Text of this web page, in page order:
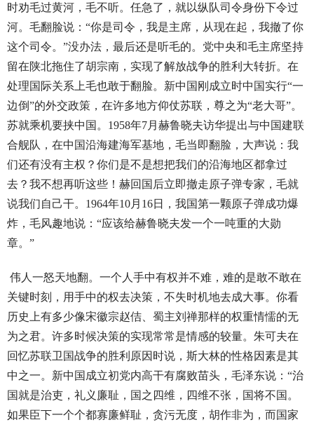
时劝毛过黄河，毛不听。任急了，就以纵队司令身份下令过
河。毛翻脸说：“你是司令，我是主席，从现在起，我撤了你
这个司令。”没办法，最后还是听毛的。党中央和毛主席坚持
留在陕北拖住了胡宗南，实现了解放战争的胜利大转折。在
处理国际关系上毛也敢于翻脸。新中国刚成立时中国实行“一
边倒”的外交政策，在许多地方仰仗苏联，尊之为“老大哥”。
苏就乘机要挟中国。1958年7月赫鲁晓夫访华提出与中国建联
合舰队，在中国沿海建海军基地，毛当即翻脸，大声说：我
们还有没有主权？你们是不是想把我们的沿海地区都拿过
去？我不想再听这些！赫回国后立即撤走原子弹专家，毛就
说我们自己干。1964年10月16日，我国第一颗原子弹成功爆
炸，毛风趣地说：“应该给赫鲁晓夫发一个一吨重的大勋
章。”
伟人一怒天地翻。一个人手中有权并不难，难的是敢不敢在
关键时刻，用手中的权去决策，不失时机地去成大事。你看
历史上有多少像宋徽宗赵佶、蜀主刘禅那样的权重情懦的无
为之君。许多时候决策的实现常常是情感的较量。朱可夫在
回忆苏联卫国战争的胜利原因时说，斯大林的性格因素是其
中之一。新中国成立初党内高干有腐败苗头，毛泽东说：“治
国就是治吏，礼义廉耻，国之四维，四维不张，国将不国。
如果臣下一个个都寡廉鲜耻，贪污无度，胡作非为，而国家